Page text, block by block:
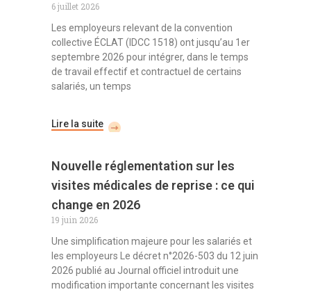
6 juillet 2026
Les employeurs relevant de la convention
collective ÉCLAT (IDCC 1518) ont jusqu’au 1er
septembre 2026 pour intégrer, dans le temps
de travail effectif et contractuel de certains
salariés, un temps
Lire la suite
Nouvelle réglementation sur les
visites médicales de reprise : ce qui
change en 2026
19 juin 2026
Une simplification majeure pour les salariés et
les employeurs Le décret n°2026-503 du 12 juin
2026 publié au Journal officiel introduit une
modification importante concernant les visites